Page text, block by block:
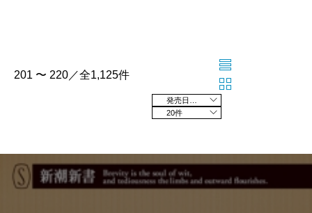
201 〜 220／全1,125件
20件